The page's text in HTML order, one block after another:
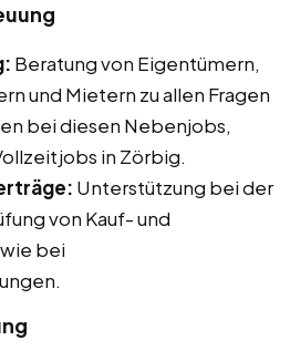
Beratung von Eigentümern,
und Mietern zu allen Fragen
bei diesen Nebenjobs,
in Zörbig.
Unterstützung bei der
von Kauf- und
bei